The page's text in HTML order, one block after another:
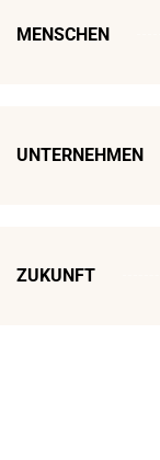
MENSCHEN
UNTERNEHMEN
ZUKUNFT